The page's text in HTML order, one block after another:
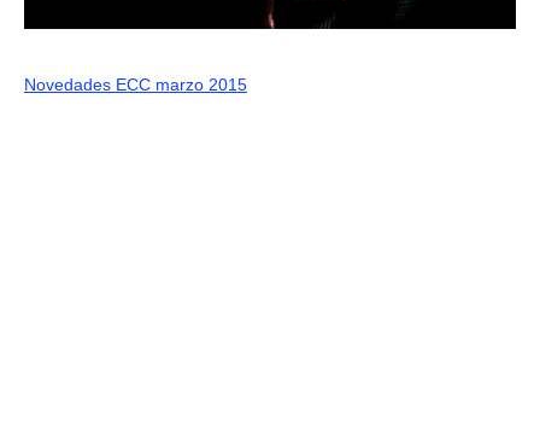
Novedades ECC marzo 2015